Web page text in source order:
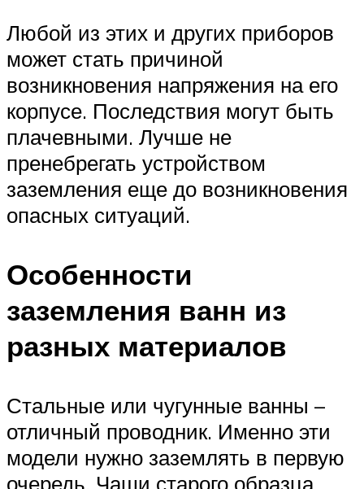
Любой из этих и других приборов
может стать причиной
возникновения напряжения на его
корпусе. Последствия могут быть
плачевными. Лучше не
пренебрегать устройством
заземления еще до возникновения
опасных ситуаций.
Особенности
заземления ванн из
разных материалов
Стальные или чугунные ванны –
отличный проводник. Именно эти
модели нужно заземлять в первую
очередь. Чаши старого образца